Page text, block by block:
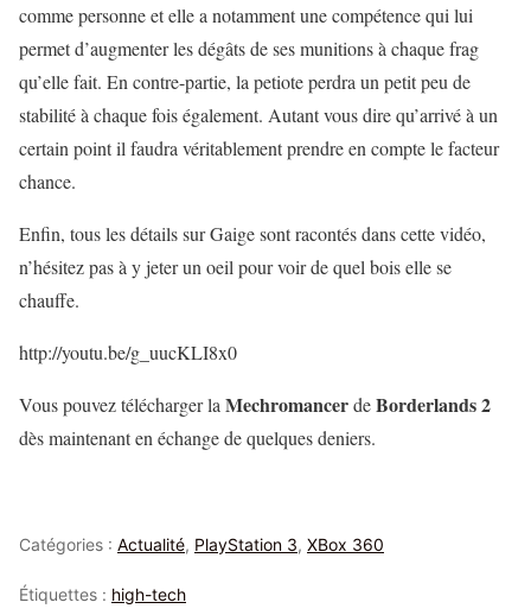
comme personne et elle a notamment une compétence qui lui
permet d’augmenter les dégâts de ses munitions à chaque frag
qu’elle fait. En contre-partie, la petiote perdra un petit peu de
stabilité à chaque fois également. Autant vous dire qu’arrivé à un
certain point il faudra véritablement prendre en compte le facteur
chance.
Enfin, tous les détails sur Gaige sont racontés dans cette vidéo,
n’hésitez pas à y jeter un oeil pour voir de quel bois elle se
chauffe.
http://youtu.be/g_uucKLI8x0
Vous pouvez télécharger la MechromancerdeBorderlands 2
dès maintenant en échange de quelques deniers.
Catégories : Actualité, PlayStation 3, XBox 360
Étiquettes : high-tech